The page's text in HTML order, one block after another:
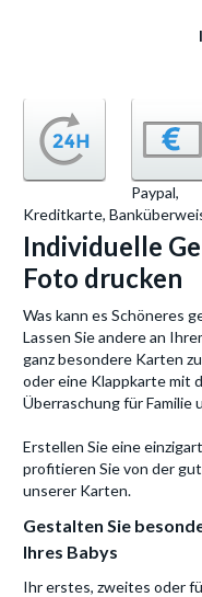
Lieferung
Paypal,
Kreditkarte,
Individuelle
Foto drucken
Was kann es Schöneres
Lassen Sie andere an
ganz besondere Karten
oder eine Klappkarte mit
Überraschung für Familie
Erstellen Sie eine
profitieren Sie von der
unserer Karten.
Gestalten Sie
Ihres Babys
Ihr erstes, zweites oder